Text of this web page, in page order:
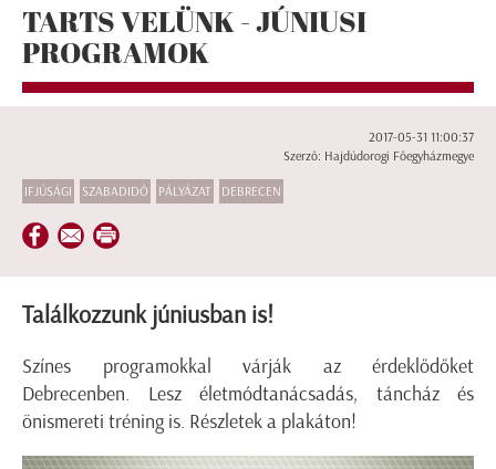
TARTS VELÜNK - JÚNIUSI
PROGRAMOK
2017-05-31 11:00:37
Szerző: Hajdúdorogi Főegyházmegye
IFJÚSÁGI SZABADIDŐ PÁLYÁZAT DEBRECEN
Találkozzunk júniusban is!
Színes programokkal várják az érdeklődőket
Debrecenben. Lesz életmódtanácsadás, táncház és
önismereti tréning is. Részletek a plakáton!